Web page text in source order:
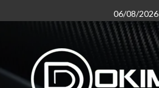
to
06/08/2026